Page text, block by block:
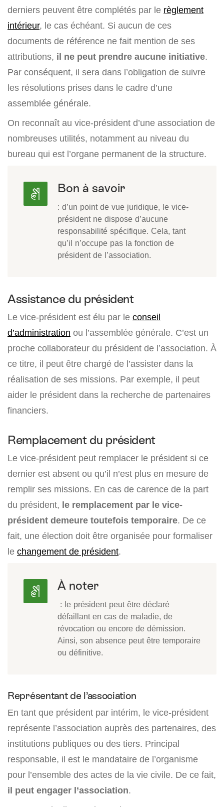
derniers peuvent être complétés par le règlement
intérieur, le cas échéant. Si aucun de ces
documents de référence ne fait mention de ses
attributions, il ne peut prendre aucune initiative.
Par conséquent, il sera dans l’obligation de suivre
les résolutions prises dans le cadre d’une
assemblée générale.
On reconnaît au vice-président d’une association de
nombreuses utilités, notamment au niveau du
bureau qui est l’organe permanent de la structure.
Bon à savoir
: d’un point de vue juridique, le vice-
président ne dispose d’aucune
responsabilité spécifique. Cela, tant
qu’il n’occupe pas la fonction de
président de l’association.
Assistance du président
Le vice-président est élu par le conseil
d’administration ou l’assemblée générale. C’est un
proche collaborateur du président de l’association. À
ce titre, il peut être chargé de l’assister dans la
réalisation de ses missions. Par exemple, il peut
aider le président dans la recherche de partenaires
financiers.
Remplacement du président
Le vice-président peut remplacer le président si ce
dernier est absent ou qu’il n’est plus en mesure de
remplir ses missions. En cas de carence de la part
du président, le remplacement par le vice-
président demeure toutefois temporaire. De ce
fait, une élection doit être organisée pour formaliser
le changement de président.
À noter
: le président peut être déclaré
défaillant en cas de maladie, de
révocation ou encore de démission.
Ainsi, son absence peut être temporaire
ou définitive.
Représentant de l’association
En tant que président par intérim, le vice-président
représente l’association auprès des partenaires, des
institutions publiques ou des tiers. Principal
responsable, il est le mandataire de l’organisme
pour l’ensemble des actes de la vie civile. De ce fait,
il peut engager l’association.